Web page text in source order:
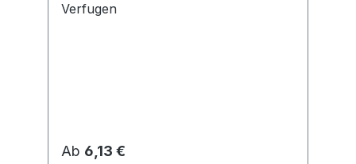
Verfugen
Regulärer Preis:
Ab 6,13 €